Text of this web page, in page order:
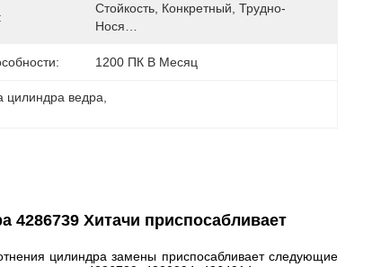
Стойкость, Конкретный, Трудно-
Нося…
1200 ПК В Месяц
цилиндра ведра
4286739 Хитачи приспосабливает
цилиндра замены приспосабливает следующие